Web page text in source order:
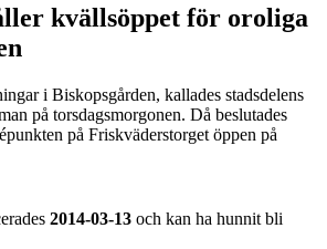
kvällsöppet för oroliga
i Biskopsgården, kallades stadsdelens
på torsdagsmorgonen. Då beslutades
på Friskväderstorget öppen på
2014-03-13 och kan ha hunnit bli